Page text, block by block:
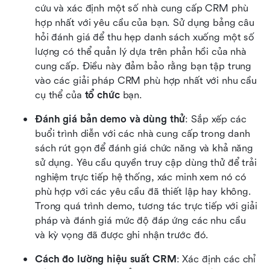
cứu và xác định một số nhà cung cấp CRM phù
hợp nhất với yêu cầu của bạn. Sử dụng bảng câu
hỏi đánh giá để thu hẹp danh sách xuống một số
lượng có thể quản lý dựa trên phản hồi của nhà
cung cấp. Điều này đảm bảo rằng bạn tập trung
vào các giải pháp CRM phù hợp nhất với nhu cầu
cụ thể của tổ chức bạn.
Đánh giá bản demo và dùng thử: Sắp xếp các
buổi trình diễn với các nhà cung cấp trong danh
sách rút gọn để đánh giá chức năng và khả năng
sử dụng. Yêu cầu quyền truy cập dùng thử để trải
nghiệm trực tiếp hệ thống, xác minh xem nó có
phù hợp với các yêu cầu đã thiết lập hay không.
Trong quá trình demo, tương tác trực tiếp với giải
pháp và đánh giá mức độ đáp ứng các nhu cầu
và kỳ vọng đã được ghi nhận trước đó.
Cách đo lường hiệu suất CRM: Xác định các chỉ